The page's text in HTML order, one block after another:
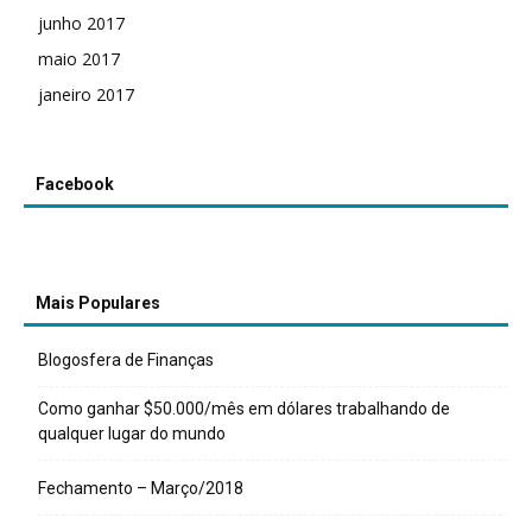
junho 2017
maio 2017
janeiro 2017
Facebook
Mais Populares
Blogosfera de Finanças
Como ganhar $50.000/mês em dólares trabalhando de
qualquer lugar do mundo
Fechamento – Março/2018